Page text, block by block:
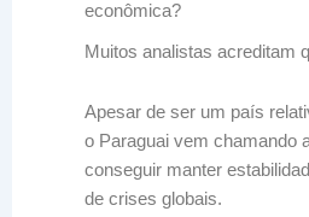
econômica?
Muitos analistas acreditam
Apesar de ser um país
o Paraguai vem chamando
conseguir manter
de crises globais.